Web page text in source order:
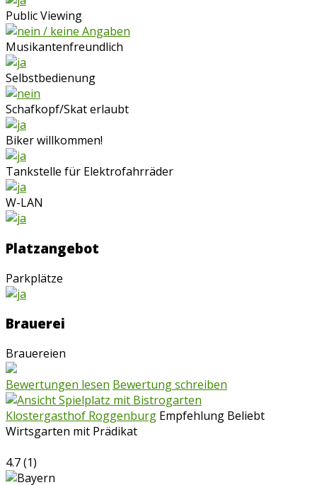
Public Viewing
Musikantenfreundlich
Selbstbedienung
Schafkopf/Skat erlaubt
Biker willkommen!
Tankstelle für Elektrofahrräder
W-LAN
Platzangebot
Parkplätze
Brauerei
Brauereien
Bewertungen lesen Bewertung schreiben
Klostergasthof Roggenburg Empfehlung Beliebt
Wirtsgarten mit Prädikat
4.7(1)